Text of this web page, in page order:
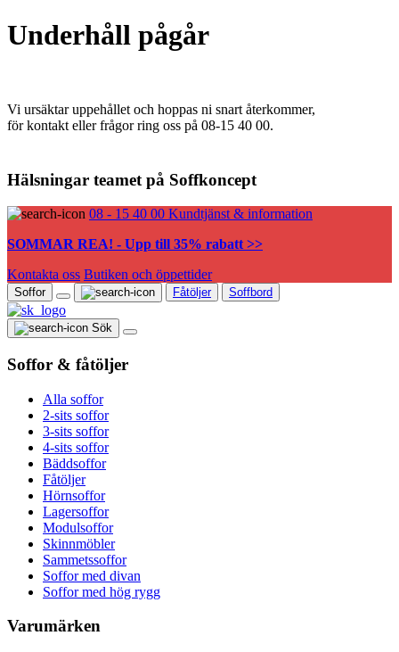
Underhåll pågår
Vi ursäktar uppehållet och hoppas ni snart återkommer,
för kontakt eller frågor ring oss på 08-15 40 00.
Hälsningar teamet på Soffkoncept
08 - 15 40 00 Kundtjänst & information
SOMMAR REA! - Upp till 35% rabatt >>
Kontakta oss Butiken och öppettider
Soffor Fåtöljer Soffbord
Sök
Soffor & fåtöljer
Alla soffor
2-sits soffor
3-sits soffor
4-sits soffor
Bäddsoffor
Fåtöljer
Hörnsoffor
Lagersoffor
Modulsoffor
Skinnmöbler
Sammetssoffor
Soffor med divan
Soffor med hög rygg
Varumärken